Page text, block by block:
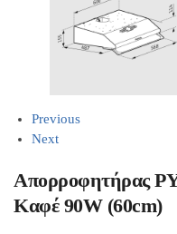
Previous
Next
Απορροφητήρας
Καφέ 90W (60cm)